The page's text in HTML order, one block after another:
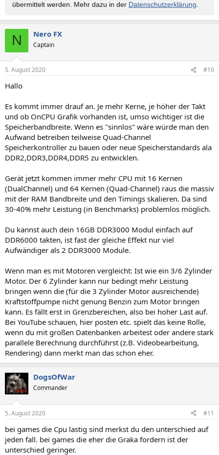
übermittelt werden. Mehr dazu in der Datenschutzerklärung.
N Nero FX
Captain
5. August 2020 #10
Hallo
Es kommt immer drauf an. Je mehr Kerne, je höher der Takt
und ob OnCPU Grafik vorhanden ist, umso wichtiger ist die
Speicherbandbreite. Wenn es "sinnlos" wäre würde man den
Aufwand betreiben teilweise Quad-Channel
Speicherkontroller zu bauen oder neue Speicherstandards ala
DDR2,DDR3,DDR4,DDR5 zu entwicklen.
Gerät jetzt kommen immer mehr CPU mit 16 Kernen
(DualChannel) und 64 Kernen (Quad-Channel) raus die massiv
mit der RAM Bandbreite und den Timings skalieren. Da sind
30-40% mehr Leistung (in Benchmarks) problemlos möglich.
Du kannst auch dein 16GB DDR3000 Modul einfach auf
DDR6000 takten, ist fast der gleiche Effekt nur viel
Aufwändiger als 2 DDR3000 Module.
Wenn man es mit Motoren vergleicht: Ist wie ein 3/6 Zylinder
Motor. Der 6 Zylinder kann nur bedingt mehr Leistung
bringen wenn die (für die 3 Zylinder Motor ausreichende)
Kraftstoffpumpe nicht genung Benzin zum Motor bringen
kann. Es fällt erst in Grenzbereichen, also bei hoher Last auf.
Bei YouTube schauen, hier posten etc. spielt das keine Rolle,
wenn du mit großen Datenbanken arbeitest oder andere stark
parallele Berechnung durchführst (z.B. Videobearbeitung,
Rendering) dann merkt man das schon eher.
DogsOfWar
Commander
5. August 2020 #11
bei games die Cpu lastig sind merkst du den unterschied auf
jeden fall. bei games die eher die Graka fordern ist der
unterschied geringer.